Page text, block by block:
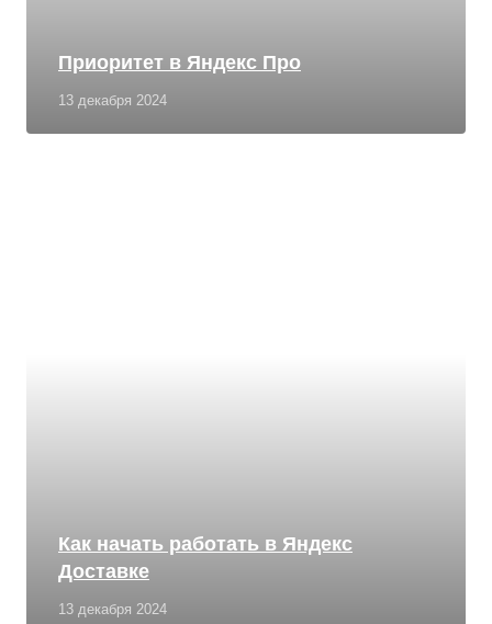
13 декабря 2024
Приоритет в Яндекс Про
13 декабря 2024
Как начать работать в Яндекс
Доставке